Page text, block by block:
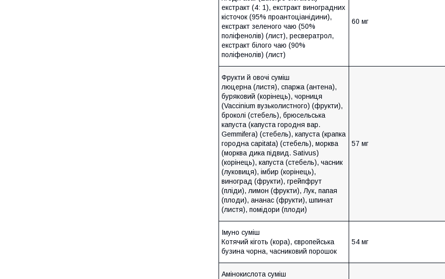
екстракт (4: 1), екстракт виноградних
кісточок (95% проантоціанідини),
екстракт зеленого чаю (50%
поліфенолів) (лист), ресвератрол,
екстракт білого чаю (90%
поліфенолів) (лист)
60 мг
Фрукти й овочі суміш
люцерна (листя), спаржа (антена),
буряковий (корінець), чорниця
(Vaccinium вузьколистного) (фрукти),
броколі (стебель), брюсельська
капуста (капуста городня вар.
Gemmifera) (стебель), капуста (крапка
городна capitata) (стебель), морква
(морква дика підвид. Sativus)
(корінець), капуста (стебель), часник
(луковиця), імбир (корінець),
виноград (фрукти), грейпфрут
(пліди), лимон (фрукти), Лук, папая
(плоди), ананас (фрукти), шпинат
(листя), помідори (плоди)
57 мг
Імуно суміш
Котячий кіготь (кора), європейська
бузина чорна, часниковий порошок
54 мг
Амінокислота суміш